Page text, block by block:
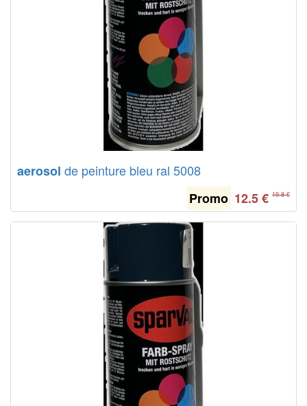
aerosol de peinture bleu ral 5008
Promo 12.5€ 19.8 €